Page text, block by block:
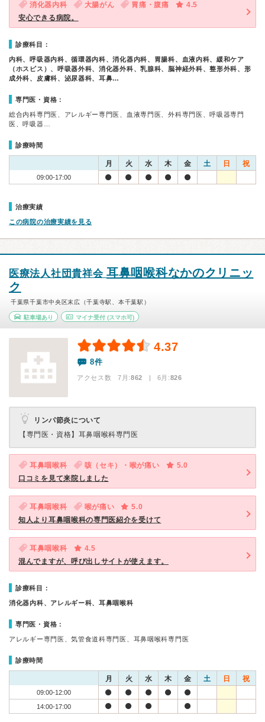
消化器内科 大腸がん 胃痛・腹痛
4.5
安心できる病院。
診療科目：
内科、呼吸器内科、循環器内科、消化器内科、胃腸科、血液内科、緩和ケア
（ホスピス）、呼吸器外科、消化器外科、乳腺科、脳神経外科、整形外科、形
成外科、皮膚科、泌尿器科、耳鼻…
専門医・資格：
総合内科専門医、アレルギー専門医、血液専門医、外科専門医、呼吸器専門
医、呼吸器…
診療時間
月 火 水 木 金 土 日 祝
09:00-17:00
治療実績
この病院の治療実績を見る
医療法人社団貴祥会 耳鼻咽喉科なかのクリニッ
ク
千葉県千葉市中央区末広（千葉寺駅、本千葉駅）
駐車場あり マイナ受付(スマホ可)
4.37
8件
アクセス数 7月:862 | 6月:826
リンパ節炎について
【専門医・資格】 耳鼻咽喉科専門医
耳鼻咽喉科 咳（セキ）・喉が痛い
5.0
口コミを見て来院しました
耳鼻咽喉科 喉が痛い
5.0
知人より耳鼻咽喉科の専門医紹介を受けて
耳鼻咽喉科
4.5
混んでますが、呼び出しサイトが使えます。
診療科目：
消化器内科、アレルギー科、耳鼻咽喉科
専門医・資格：
アレルギー専門医、気管食道科専門医、耳鼻咽喉科専門医
診療時間
月 火 水 木 金 土 日 祝
09:00-12:00
14:00-17:00